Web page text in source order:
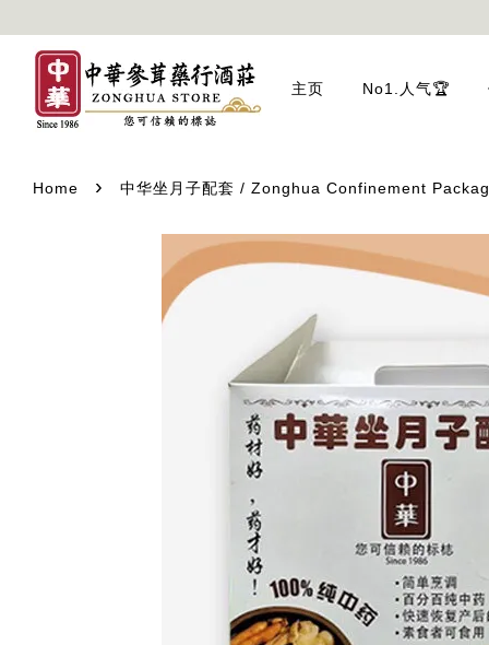
主页 No1.人气🏆
Home › 中华坐月子配套 / Zonghua Confinement